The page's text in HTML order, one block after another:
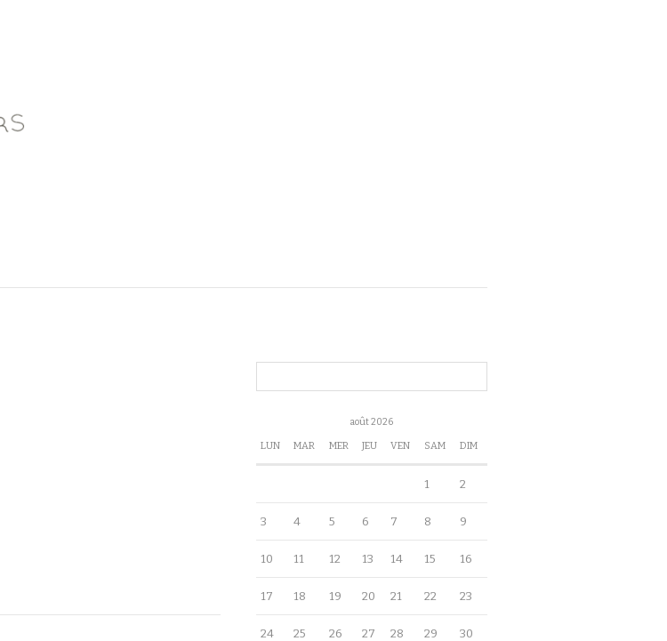
août 2026
LUN MAR MER JEU VEN SAM DIM
1 2
3 4 5 6 7 8 9
10 11 12 13 14 15 16
17 18 19 20 21 22 23
24 25 26 27 28 29 30